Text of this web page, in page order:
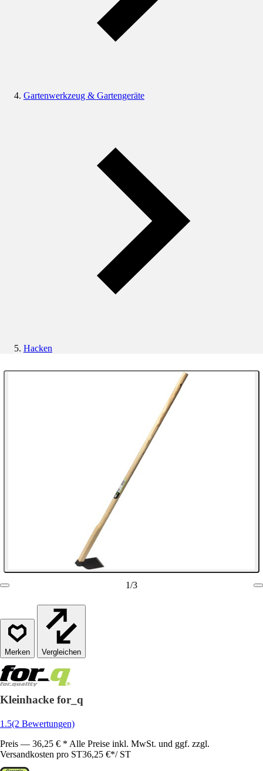
Gartenwerkzeug & Gartengeräte
Hacken
1/3
Vergleichen
Kleinhacke for_q
1.5(2 Bewertungen)
Preis — 36,25 € * Alle Preise inkl. MwSt. und ggf. zzgl.
Versandkosten pro ST36,25 €*/ ST